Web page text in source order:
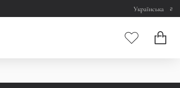
Українська ₴